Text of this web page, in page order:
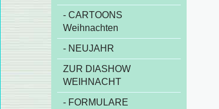
- CARTOONS
Weihnachten
- NEUJAHR
ZUR DIASHOW
WEIHNACHT
- FORMULARE